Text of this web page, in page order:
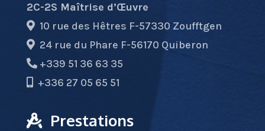
2C-2S Maîtrise d’Œuvre
10 rue des Hêtres F-57330 Zoufftgen
24 rue du Phare F-56170 Quiberon
+339 51 36 63 35
+336 27 05 65 51
Prestations